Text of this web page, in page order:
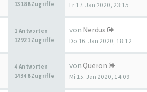
13188 Zugriffe
Fr 17. Jan 2020, 23:15
1 Antworten
12921 Zugriffe
von Nerdus
Do 16. Jan 2020, 18:12
4 Antworten
14348 Zugriffe
von Queron
Mi 15. Jan 2020, 14:09